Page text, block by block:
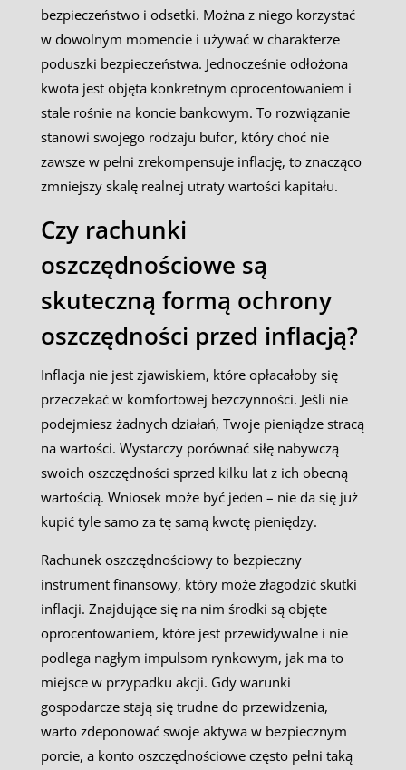
bezpieczeństwo i odsetki. Można z niego korzystać
w dowolnym momencie i używać w charakterze
poduszki bezpieczeństwa. Jednocześnie odłożona
kwota jest objęta konkretnym oprocentowaniem i
stale rośnie na koncie bankowym. To rozwiązanie
stanowi swojego rodzaju bufor, który choć nie
zawsze w pełni zrekompensuje inflację, to znacząco
zmniejszy skalę realnej utraty wartości kapitału.
Czy rachunki
oszczędnościowe są
skuteczną formą ochrony
oszczędności przed inflacją?
Inflacja nie jest zjawiskiem, które opłacałoby się
przeczekać w komfortowej bezczynności. Jeśli nie
podejmiesz żadnych działań, Twoje pieniądze stracą
na wartości. Wystarczy porównać siłę nabywczą
swoich oszczędności sprzed kilku lat z ich obecną
wartością. Wniosek może być jeden – nie da się już
kupić tyle samo za tę samą kwotę pieniędzy.
Rachunek oszczędnościowy to bezpieczny
instrument finansowy, który może złagodzić skutki
inflacji. Znajdujące się na nim środki są objęte
oprocentowaniem, które jest przewidywalne i nie
podlega nagłym impulsom rynkowym, jak ma to
miejsce w przypadku akcji. Gdy warunki
gospodarcze stają się trudne do przewidzenia,
warto zdeponować swoje aktywa w bezpiecznym
porcie, a konto oszczędnościowe często pełni taką